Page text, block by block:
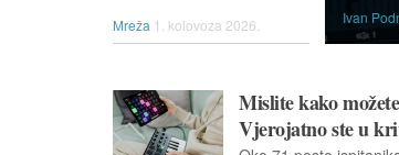
Mreža 1. kolovoza 2026. Ivan
Mislite kako
Vjerojatno ste u